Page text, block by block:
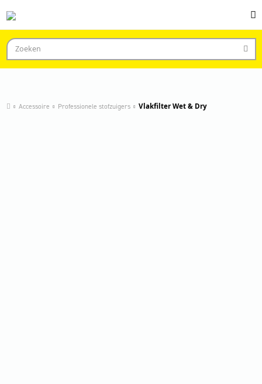
Accessoire Professionele stofzuigers Vlakfilter Wet & Dry